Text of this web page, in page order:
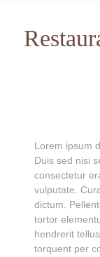
Lorem ipsum
Duis sed nisi
consectetur
vulputate.
dictum.
tortor
hendrerit
torquent per